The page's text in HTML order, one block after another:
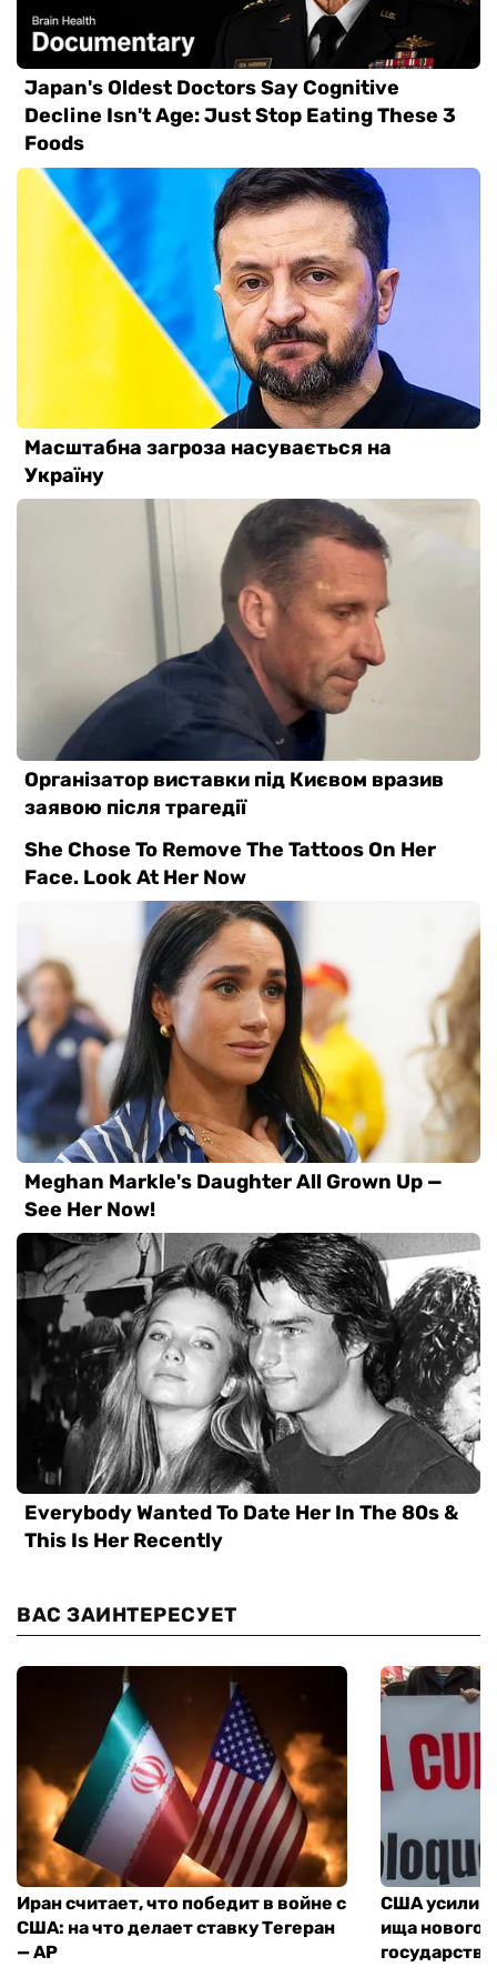
ВАС ЗАИНТЕРЕСУЕТ
Иран считает, что победит в войне с
США: на что делает ставку Тегеран
— AP
США
ища нового